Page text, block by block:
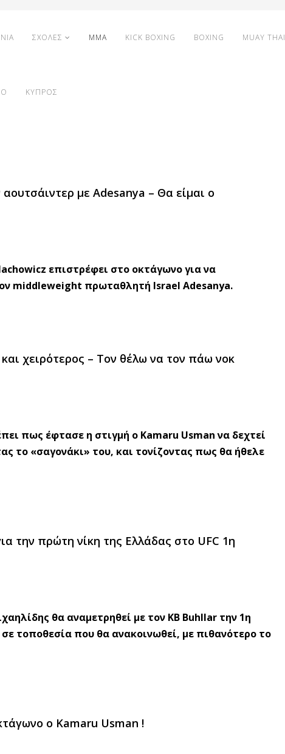
ΣΧΟΛΕΣ MMA KICK BOXING BOXING MUAY THAI
ΚΥΠΡΟΣ
με Adesanya – Θα είμαι ο
επιστρέφει στο οκτάγωνο για να
middleweight πρωταθλητή Israel Adesanya.
χειρότερος – Τον θέλω να τον πάω νοκ
πως έφτασε η στιγμή ο Kamaru Usman να δεχτεί
το «σαγονάκι» του, και τονίζοντας πως θα ήθελε
την πρώτη νίκη της Ελλάδας στο UFC 1η
θα αναμετρηθεί με τον KB Buhllar την 1η
τοποθεσία που θα ανακοινωθεί, με πιθανότερο το
ο Kamaru Usman !